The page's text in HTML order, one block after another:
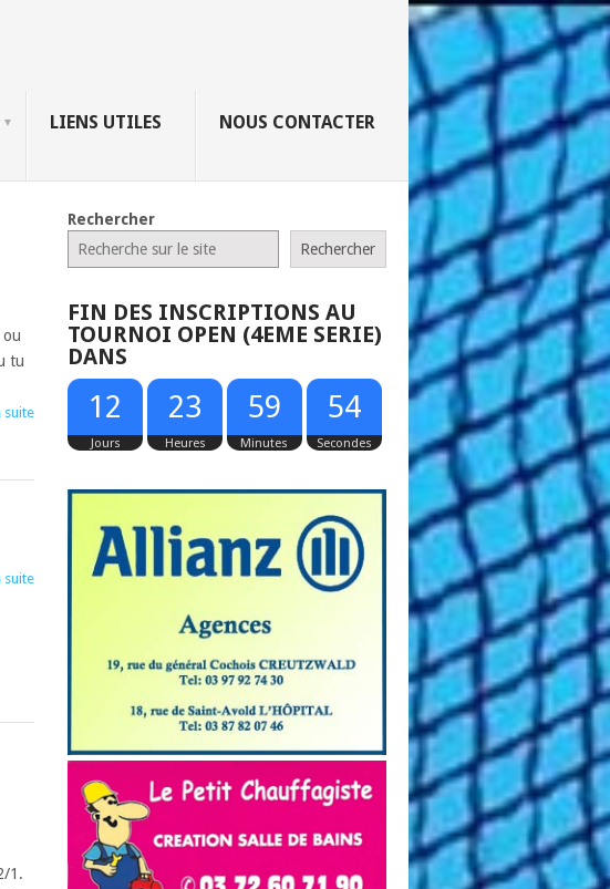
LIENS UTILES NOUS CONTACTER
ou
tu
suite
suite
1.
Rechercher
Rechercher
FIN DES INSCRIPTIONS AU
TOURNOI OPEN (4EME SERIE)
DANS
12
Jours
23
Heures
59
Minutes
53
52
Secondes